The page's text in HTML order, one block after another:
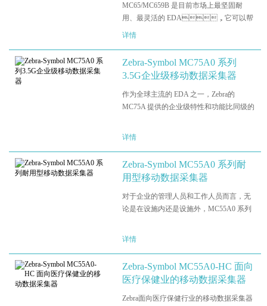
MC65/MC659B 是目前市场上最坚固耐
用、最灵活的 EDA，它可以帮
助您大大提高移动人员的劳动力水平，实
MC65/MC659B 在手，他们便能迅速而准
确地完成工作…
详情
Zebra-Symbol MC75A0 系列
3.5G企业级移动数据采集器
作为全球主流的 EDA 之一，Zebra的
MC75A 提供的企业级特性和功能比同级的
Zebra移动体系结构扩展 (MAX) 功能，可
详情
Zebra-Symbol MC55A0 系列耐
用型移动数据采集器
对于企业的管理人员和工作人员而言，无
论是在设施内还是设施外，MC55A0 系列
MC55A0 具有丰富的功能、坚固耐用的设
详情
Zebra-Symbol MC55A0-HC 面向
医疗保健业的移动数据采集器
Zebra面向医疗保健行业的移动数据采集器